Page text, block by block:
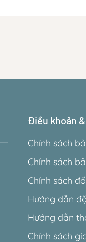
Điều khoản
Chính sách
Chính sách
Chính sách
Hướng dẫn
Hướng dẫn
Chính sách